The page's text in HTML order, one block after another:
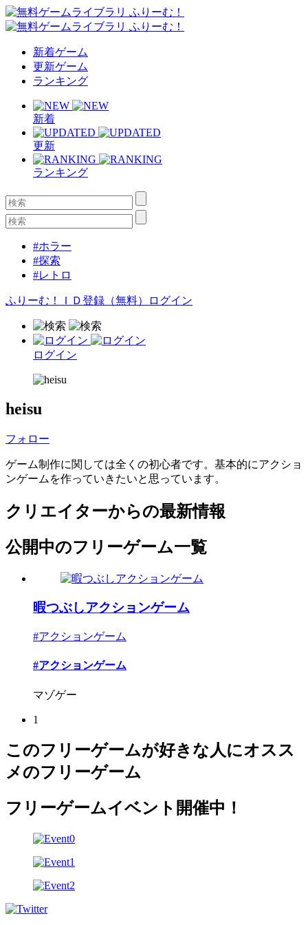
新着ゲーム
更新ゲーム
ランキング
新着
更新
ランキング
#ホラー
#探索
#レトロ
ふりーむ！ＩＤ登録（無料） ログイン
ログイン
heisu
フォロー
ゲーム制作に関しては全くの初心者です。基本的にアクショ
ンゲームを作っていきたいと思っています。
クリエイターからの最新情報
公開中のフリーゲーム一覧
暇つぶしアクションゲーム
#アクションゲーム
#アクションゲーム
マゾゲー
1
このフリーゲームが好きな人にオスス
メのフリーゲーム
フリーゲームイベント開催中！